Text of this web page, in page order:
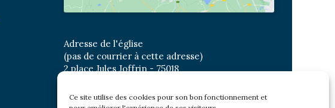
Ce site utilise des cookies pour son bon fonctionnement et
Adresse de l'église
(pas de courrier à cette adresse)
2 place Jules Joffrin - 75018
Bus : Mairie du XVIII